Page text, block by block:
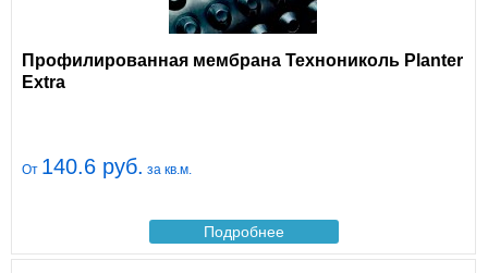
Профилированная мембрана Технониколь Planter
Extra
От 140.6 руб. за кв.м.
Подробнее